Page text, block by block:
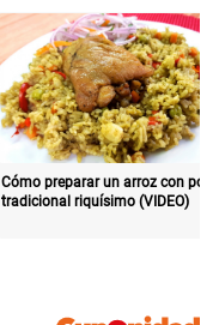
Cómo preparar un arroz con pollo
tradicional riquísimo (VIDEO)